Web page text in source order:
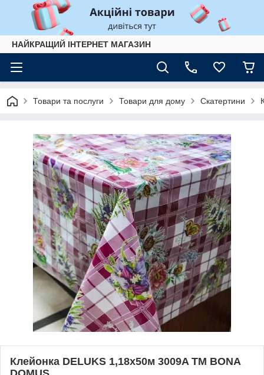
НАЙКРАЩИЙ ІНТЕРНЕТ МАГАЗИН
Товари та послуги Товари для дому Скатертини
Клейонка DELUKS 1,18х50м 3009A ТМ BONA